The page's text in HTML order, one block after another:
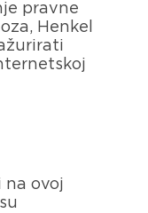
pravne
Henkel
na ovoj